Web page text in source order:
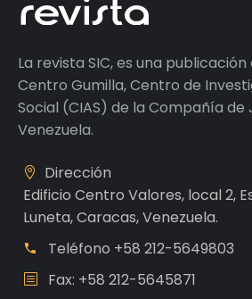
La revista SIC, es una
Centro Gumilla, Centro de
Social (CIAS) de la Compañía de
Venezuela.
Dirección
Edificio Centro Valores, local 2,
Luneta, Caracas, Venezuela.
Teléfono +58 212-5649803
Fax: +58 212-5645871